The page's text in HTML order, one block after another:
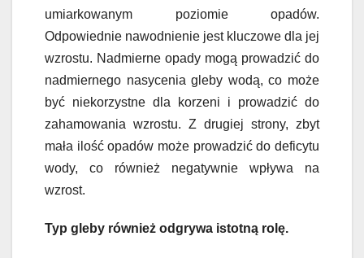
umiarkowanym poziomie opadów.
Odpowiednie nawodnienie jest kluczowe dla jej
wzrostu. Nadmierne opady mogą prowadzić do
nadmiernego nasycenia gleby wodą, co może
być niekorzystne dla korzeni i prowadzić do
zahamowania wzrostu. Z drugiej strony, zbyt
mała ilość opadów może prowadzić do deficytu
wody, co również negatywnie wpływa na
wzrost.
Typ gleby również odgrywa istotną rolę.